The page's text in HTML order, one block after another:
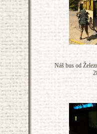
Náš bus od